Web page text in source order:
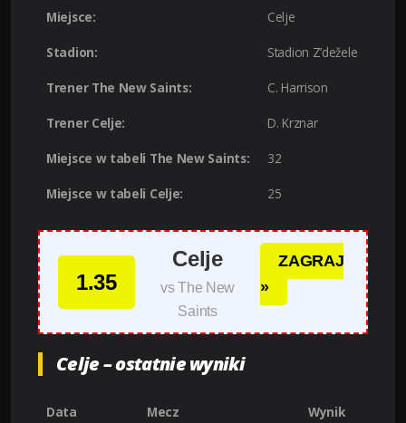
Miejsce: Celje
Stadion: Stadion Z’dežele
Trener The New Saints: C. Harrison
Trener Celje: D. Krznar
Miejsce w tabeli The New Saints: 32
Miejsce w tabeli Celje: 25
1.35
Celje
vs The New
Saints
ZAGRAJ
»
Celje – ostatnie wyniki
Data Mecz Wynik